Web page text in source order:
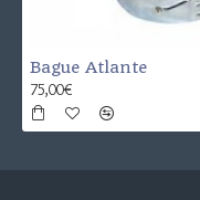
Bague Atlante
75,00€